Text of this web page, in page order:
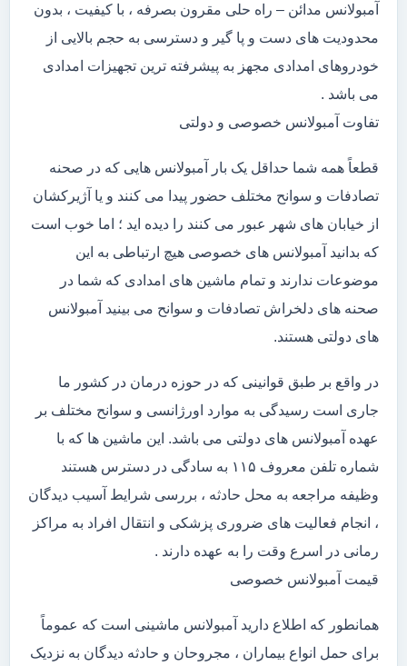
آمبولانس مدائن – راه حلی مقرون بصرفه ، با کیفیت ، بدون
محدودیت های دست و پا گیر و دسترسی به حجم بالایی از
خودروهای امدادی مجهز به پیشرفته ترین تجهیزات امدادی
می باشد .
تفاوت آمبولانس خصوصی و دولتی
قطعاً همه شما حداقل یک بار آمبولانس هایی که در صحنه
تصادفات و سوانح مختلف حضور پیدا می کنند و یا آژیرکشان
از خیابان های شهر عبور می کنند را دیده اید ؛ اما خوب است
که بدانید آمبولانس های خصوصی هیچ ارتباطی به این
موضوعات ندارند و تمام ماشین های امدادی که شما در
صحنه های دلخراش تصادفات و سوانح می بینید آمبولانس
های دولتی هستند.
در واقع بر طبق قوانینی که در حوزه درمان در کشور ما
جاری است رسیدگی به موارد اورژانسی و سوانح مختلف بر
عهده آمبولانس های دولتی می باشد. این ماشین ها که با
شماره تلفن معروف ۱۱۵ به سادگی در دسترس هستند
وظیفه مراجعه به محل حادثه ، بررسی شرایط آسیب دیدگان
، انجام فعالیت های ضروری پزشکی و انتقال افراد به مراکز
رمانی در اسرع وقت را به عهده دارند .
قیمت آمبولانس خصوصی
همانطور که اطلاع دارید آمبولانس ماشینی است که عموماً
برای حمل انواع بیماران ، مجروحان و حادثه دیدگان به نزدیک